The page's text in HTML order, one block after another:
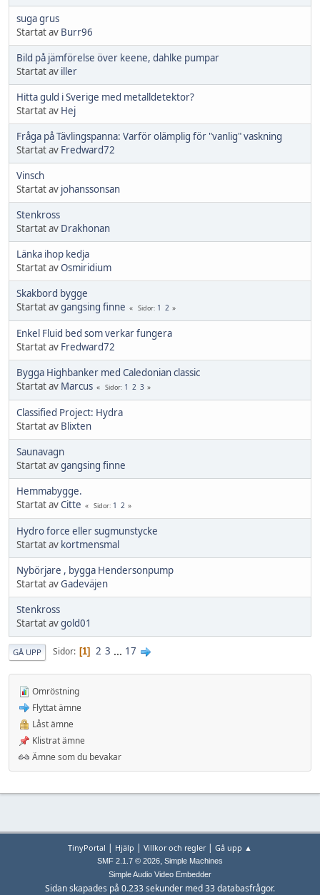
suga grus
Startat av Burr96
Bild på jämförelse över keene, dahlke pumpar
Startat av iller
Hitta guld i Sverige med metalldetektor?
Startat av Hej
Fråga på Tävlingspanna: Varför olämplig för "vanlig" vaskning
Startat av Fredward72
Vinsch
Startat av johanssonsan
Stenkross
Startat av Drakhonan
Länka ihop kedja
Startat avOsmiridium
Skakbord bygge
Startat avgangsing finne Sidor 1 2
Enkel Fluid bed som verkar fungera
Startat av Fredward72
Bygga Highbanker med Caledonian classic
Startat av Marcus Sidor 1 2 3
Classified Project: Hydra
Startat av Blixten
Saunavagn
Startat avgangsing finne
Hemmabygge.
Startat avCitte Sidor 1 2
Hydro force eller sugmunstycke
Startat av kortmensmal
Nybörjare , bygga Hendersonpump
Startat avGadeväjen
Stenkross
Startat avgold01
GÅ UPP Sidor 1 2 3 ... 17
Omröstning
Flyttat ämne
Låst ämne
Klistrat ämne
Ämne som du bevakar
TinyPortal | Hjälp | Villkor och regler| Gå upp ▲
SMF 2.1.7 © 2026, Simple Machines
Simple Audio Video Embedder
Sidan skapades på 0.233 sekunder med 33 databasfrågor.